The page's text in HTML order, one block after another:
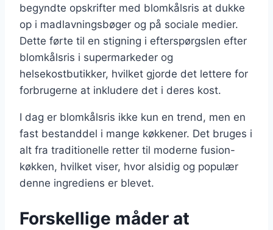
begyndte opskrifter med blomkålsris at dukke
op i madlavningsbøger og på sociale medier.
Dette førte til en stigning i efterspørgslen efter
blomkålsris i supermarkeder og
helsekostbutikker, hvilket gjorde det lettere for
forbrugerne at inkludere det i deres kost.
I dag er blomkålsris ikke kun en trend, men en
fast bestanddel i mange køkkener. Det bruges i
alt fra traditionelle retter til moderne fusion-
køkken, hvilket viser, hvor alsidig og populær
denne ingrediens er blevet.
Forskellige måder at